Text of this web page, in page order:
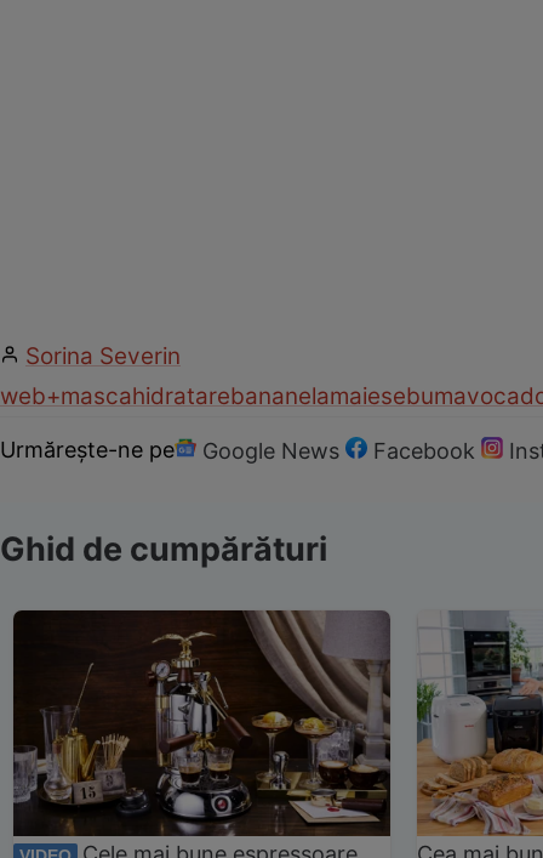
Sorina Severin
web+mascahidratarebananelamaiesebum
Urmărește-ne pe Google News Facebook
Ghid de cumpărături